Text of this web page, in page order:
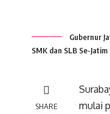
Gubernur
SMK dan SLB Se-
SHARE
mulai